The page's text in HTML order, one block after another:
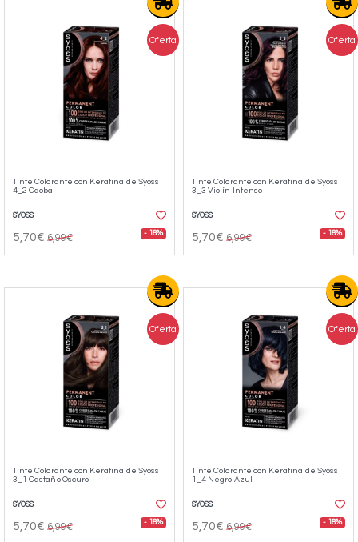
Oferta
Tinte Colorante con Keratina de Syoss
4_2 Caoba
SYOSS
5,70€ 6,99€ - 18%
Oferta
Tinte Colorante con Keratina de Syoss
3_3 Violín Intenso
SYOSS
5,70€ 6,99€ - 18%
Oferta
Tinte Colorante con Keratina de Syoss
3_1 Castaño Oscuro
SYOSS
5,70€ 6,99€ - 18%
Oferta
Tinte Colorante con Keratina de Syoss
1_4 Negro Azul
SYOSS
5,70€ 6,99€ - 18%